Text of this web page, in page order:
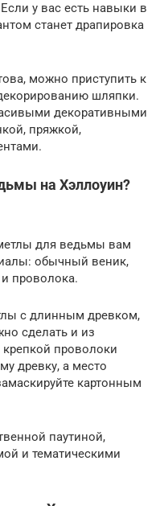
у вас есть навыки в
станет драпировка
можно приступить к
шляпки.
декоративными
пряжкой,
на Хэллоуин?
для ведьмы вам
обычный веник,
проволока.
с длинным древком,
сделать и из
проволоки
древку, а место
картонным
паутиной,
и тематическими